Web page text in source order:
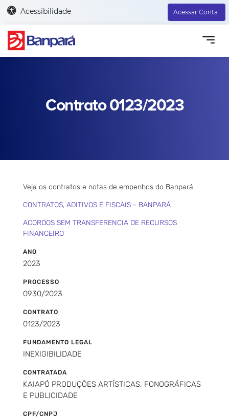
Acessibilidade Acessar Conta
Contrato 0123/2023
Veja os contratos e notas de empenhos do Banpará
CONTRATOS, ADITIVOS E FISCAIS - BANPARÁ
ACORDOS SEM TRANSFERENCIA DE RECURSOS
FINANCEIRO
ANO
2023
PROCESSO
0930/2023
CONTRATO
0123/2023
FUNDAMENTO LEGAL
INEXIGIBILIDADE
CONTRATADA
KAIAPÓ PRODUÇÕES ARTÍSTICAS, FONOGRÁFICAS
E PUBLICIDADE
CPF/CNPJ